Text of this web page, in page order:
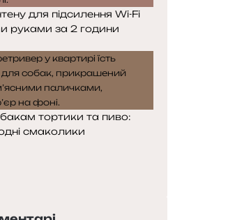
для підсилення Wi-Fi
руками за 2 години
тортики та пиво:
смаколики